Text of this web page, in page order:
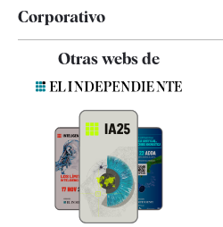
Corporativo
Contacto
Quiénes somos
Especificaciones
Otras webs de